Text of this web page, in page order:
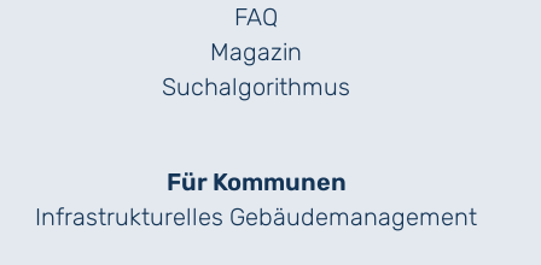
FAQ
Magazin
Suchalgorithmus
Für Kommunen
Infrastrukturelles Gebäude­management